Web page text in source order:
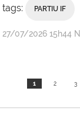
tags: PARTIU IF
por
Reitoria
publicado
27/07/2026 15h44
1 2 3